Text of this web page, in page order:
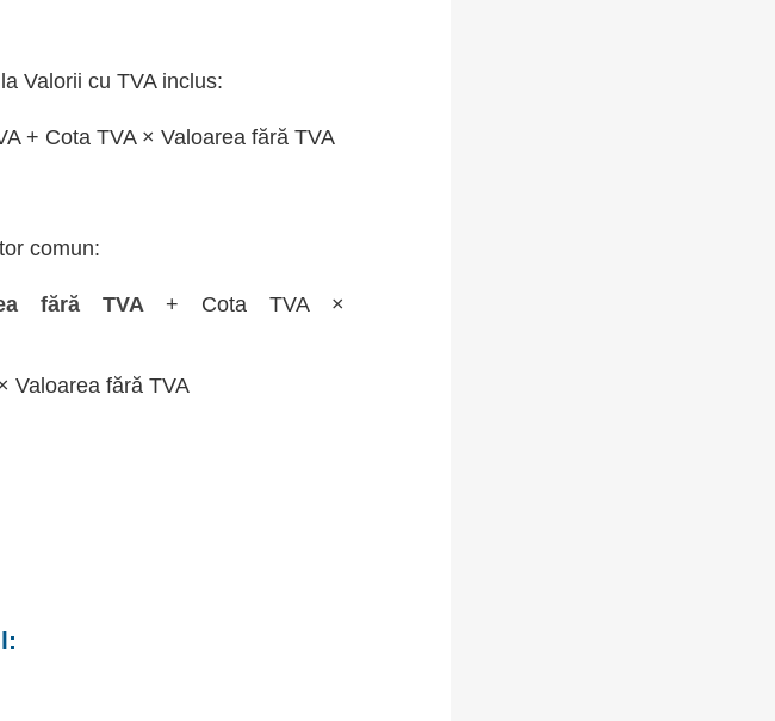
Valorii cu TVA inclus:
+ Cota TVA × Valoarea fără TVA
comun:
fără TVA+ Cota TVA ×
Valoarea fără TVA